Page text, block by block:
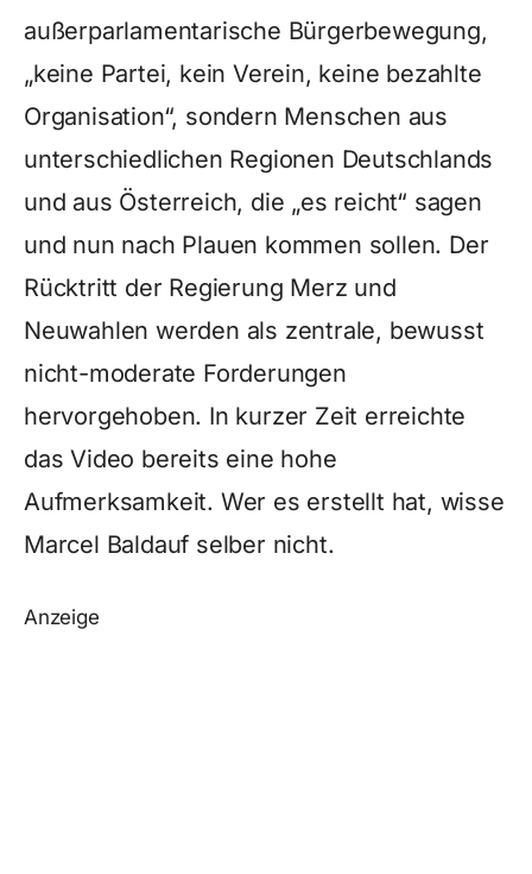
außerparlamentarische Bürgerbewegung,
„keine Partei, kein Verein, keine bezahlte
Organisation“, sondern Menschen aus
unterschiedlichen Regionen Deutschlands
und aus Österreich, die „es reicht“ sagen
und nun nach Plauen kommen sollen. Der
Rücktritt der Regierung Merz und
Neuwahlen werden als zentrale, bewusst
nicht-moderate Forderungen
hervorgehoben. In kurzer Zeit erreichte
das Video bereits eine hohe
Aufmerksamkeit. Wer es erstellt hat, wisse
Marcel Baldauf selber nicht.
Anzeige